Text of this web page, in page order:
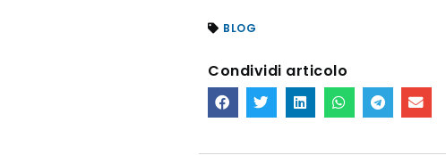
BLOG
Condividi articolo